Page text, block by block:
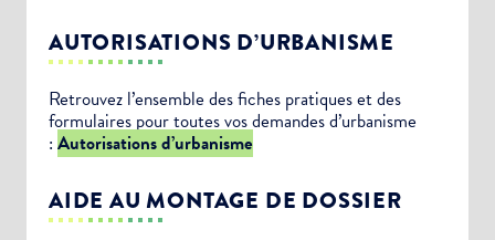
AUTORISATIONS D’URBANISME
Retrouvez l’ensemble des fiches pratiques et des
formulaires pour toutes vos demandes d’urbanisme
: Autorisations d’urbanisme
AIDE AU MONTAGE DE DOSSIER